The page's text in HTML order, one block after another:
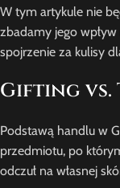
W tym artykule nie
zbadamy jego
spojrzenie za kulisy
Gifting vs.
Podstawą handlu w
przedmiotu, po
odczuł na własnej